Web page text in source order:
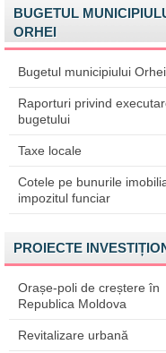
BUGETUL
ORHEI
Bugetul municipiului Orhei
Raporturi privind
bugetului
Taxe locale
Cotele pe bunurile
impozitul funciar
PROIECTE
Orașe-poli de creștere în
Republica Moldova
Revitalizare urbană